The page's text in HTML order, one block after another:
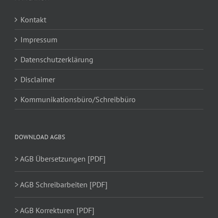
Kontakt
Impressum
Datenschutzerklärung
Disclaimer
Kommunikationsbüro/Schreibbüro
DOWNLOAD AGBS
> AGB Übersetzungen [PDF]
> AGB Schreibarbeiten [PDF]
> AGB Korrekturen [PDF]